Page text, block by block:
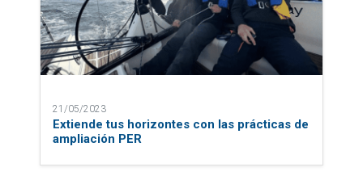
21/05/2023
Extiende tus horizontes con las prácticas de
ampliación PER